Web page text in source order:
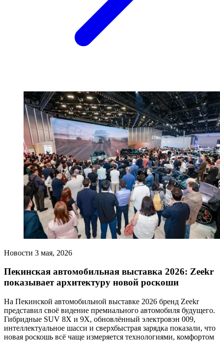
Новости 3 мая, 2026
Пекинская автомобильная выставка 2026: Zeekr
показывает архитектуру новой роскоши
На Пекинской автомобильной выставке 2026 бренд Zeekr
представил своё видение премиального автомобиля будущего.
Гибридные SUV 8X и 9X, обновлённый электровэн 009,
интеллектуальное шасси и сверхбыстрая зарядка показали, что
новая роскошь всё чаще измеряется технологиями, комфортом